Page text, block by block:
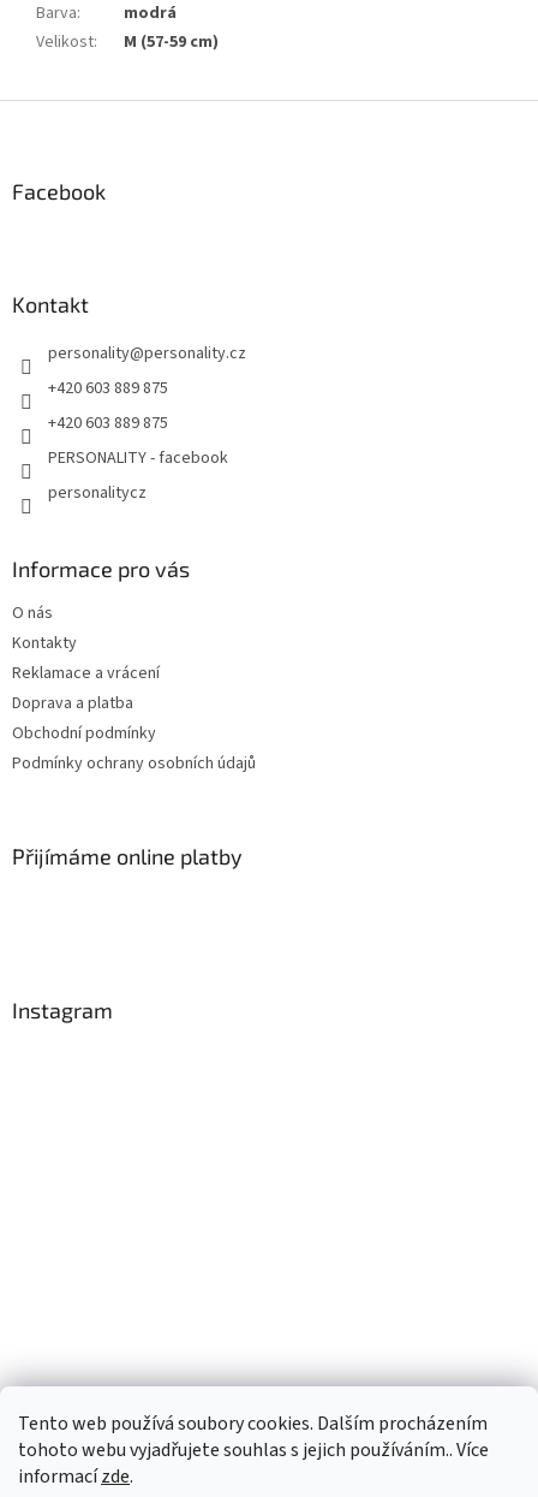
Tento web používá soubory cookies. Dalším procházením
tohoto webu vyjadřujete souhlas s jejich používáním.. Více
informacízde.
Barva:
modrá
Velikost: M (57-59 cm)
Facebook
Kontakt
personality@personality.cz
+420 603 889 875
+420 603 889 875
PERSONALITY - facebook
personalitycz
Informace pro vás
O nás
Kontakty
Reklamace a vrácení
Doprava a platba
Obchodní podmínky
Podmínky ochrany osobních údajů
Přijímáme online platby
Instagram
Sledovat na Instagramu